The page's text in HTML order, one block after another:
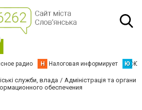
радио Н Налоговая информирует Ю
служби, влада
Адміністрація та органи
обеспечения